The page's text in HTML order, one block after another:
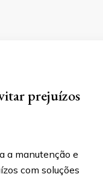
prejuízos
a manutenção e
com soluções